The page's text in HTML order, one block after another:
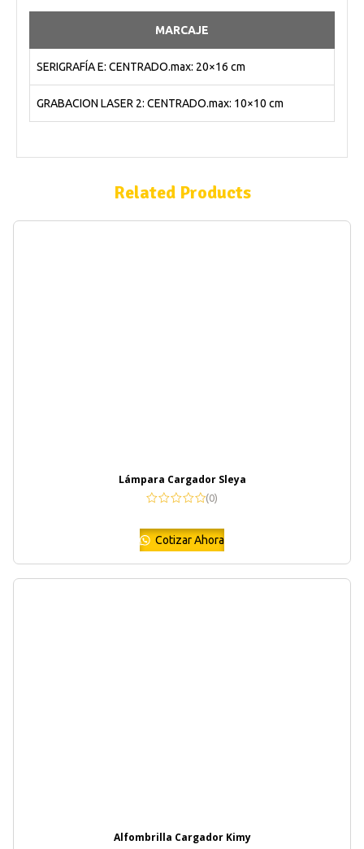
MARCAJE
SERIGRAFÍA E: CENTRADO.max: 20×16 cm
GRABACION LASER 2: CENTRADO.max: 10×10 cm
Related Products
Lámpara Cargador Sleya
(0)
Cotizar Ahora
Alfombrilla Cargador Kimy